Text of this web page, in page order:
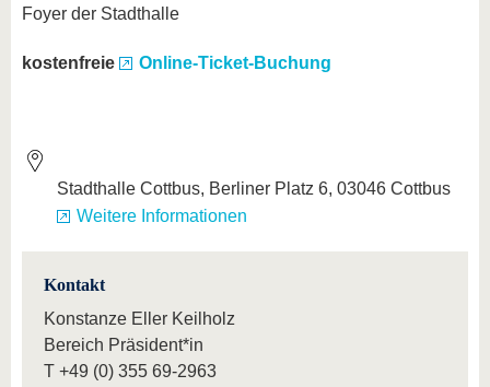
Foyer der Stadthalle
kostenfreie Online-Ticket-Buchung
Stadthalle Cottbus, Berliner Platz 6, 03046 Cottbus
Weitere Informationen
Kontakt
Konstanze Eller Keilholz
Bereich Präsident*in
T +49 (0) 355 69-2963